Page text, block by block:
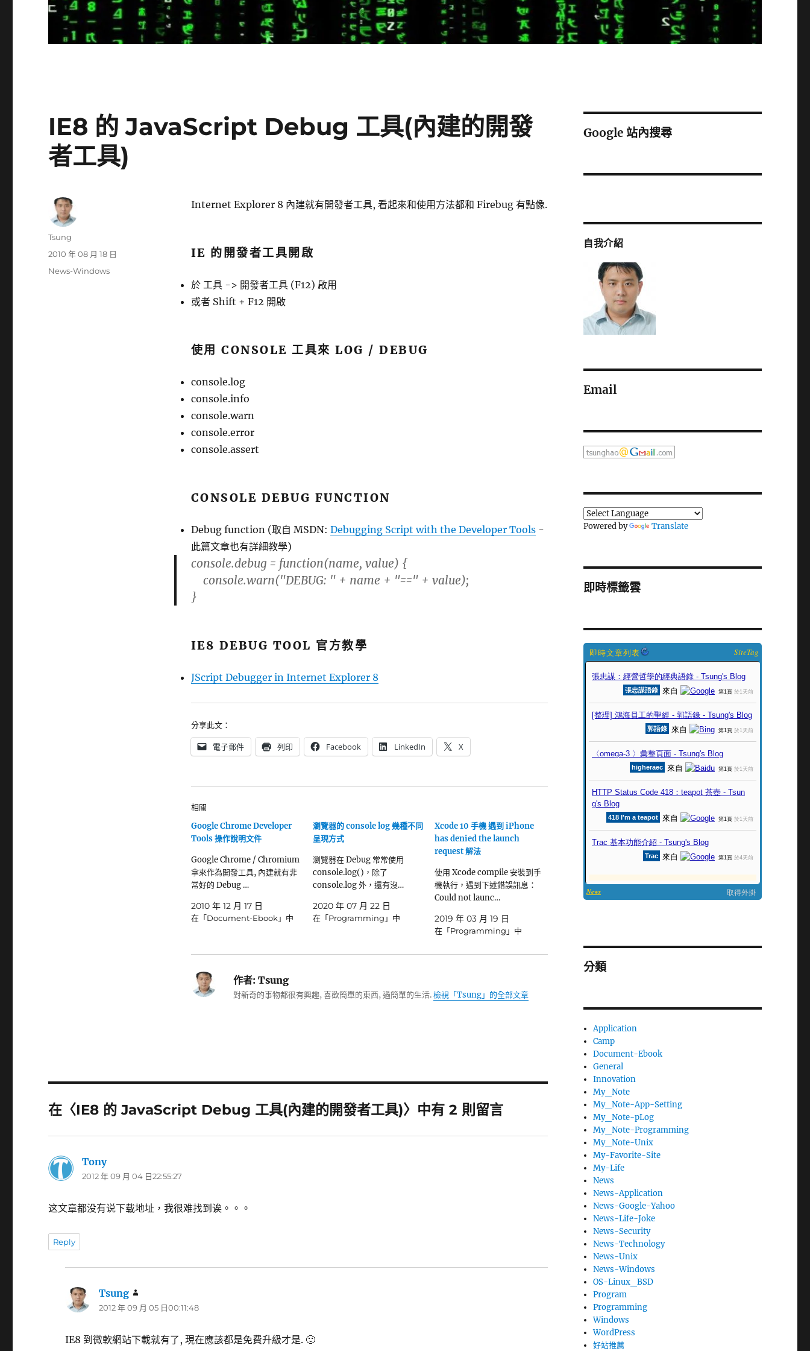
IE8 的 JavaScript Debug 工具(內建的開發
者工具)
Internet Explorer 8 內建就有開發者工具, 看起來和使用方法都和 Firebug 有點像.
IE 的開發者工具開啟
於 工具 -> 開發者工具 (F12) 啟用
或者 Shift + F12 開啟
使用 CONSOLE 工具來 LOG / DEBUG
console.log
console.info
console.warn
console.error
console.assert
CONSOLE DEBUG FUNCTION
Debug function (取自 MSDN: Debugging Script with the Developer Tools-
此篇文章也有詳細教學)
console.debug = function(name, value) {
console.warn("DEBUG: " + name + "==" + value);
}
IE8 DEBUG TOOL 官方教學
JScript Debugger in Internet Explorer 8
分享此文：
電子郵件 列印 Facebook LinkedIn X
相關
Google Chrome Developer
Tools 操作說明文件
Google Chrome / Chromium
拿來作為開發工具, 內建就有非
常好的 Debug …
2010 年 12 月 17 日
在「Document-Ebook」中
瀏覽器的 console log 幾種不同
呈現方式
瀏覽器在 Debug 常常使用
console.log()，除了
console.log 外，還有沒…
2020 年 07 月 22 日
在「Programming」中
Xcode 10 手機 遇到 iPhone
has denied the launch
request 解法
使用 Xcode compile 安裝到手
機執行，遇到下述錯誤訊息：
Could not launc…
2019 年 03 月 19 日
在「Programming」中
作者:Tsung
對新奇的事物都很有興趣, 喜歡簡單的東西, 過簡單的生活.檢視「Tsung」的全部文章
作
Tsung
發
2010 年 08 月 18 日
分
News-Windows
在〈IE8 的 JavaScript Debug 工具(內建的開發者工具)〉中有 2 則留言
Tony表
示:
2012 年 09 月 04 日22:55:27
这文章都没有说下载地址，我很难找到诶。。。
Reply
Tsung
示:
2012 年 09 月 05 日00:11:48
IE8 到微軟網站下載就有了, 現在應該都是免費升級才是. 🙂
Google 站內搜尋
自我介紹
Email
Powered by Translate
即時標籤雲
SiteTag
分類
Application
Camp
Document-Ebook
General
Innovation
My_Note
My_Note-App-Setting
My_Note-pLog
My_Note-Programming
My_Note-Unix
My-Favorite-Site
My-Life
News
News-Application
News-Google-Yahoo
News-Life-Joke
News-Security
News-Technology
News-Unix
News-Windows
OS-Linux_BSD
Program
Programming
Windows
WordPress
好站推薦